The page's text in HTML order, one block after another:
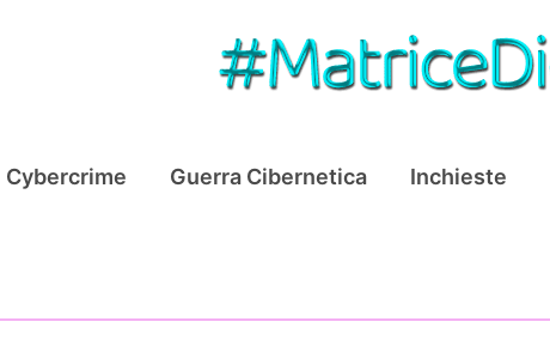
Cybercrime Guerra Cibernetica Inchieste